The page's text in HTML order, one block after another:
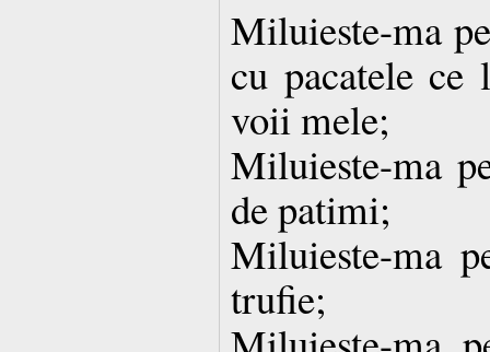
Miluieste-ma
cu pacatele ce
voii mele;
Miluieste-ma
de patimi;
Miluieste-ma
trufie;